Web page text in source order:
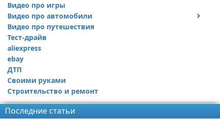
Видео про игры
Видео про автомобили
Ремонт автомобиля
Видео про путешествия
Тест-драйв
aliexpress
ebay
ДТП
Своими руками
Строительство и ремонт
Последние статьи